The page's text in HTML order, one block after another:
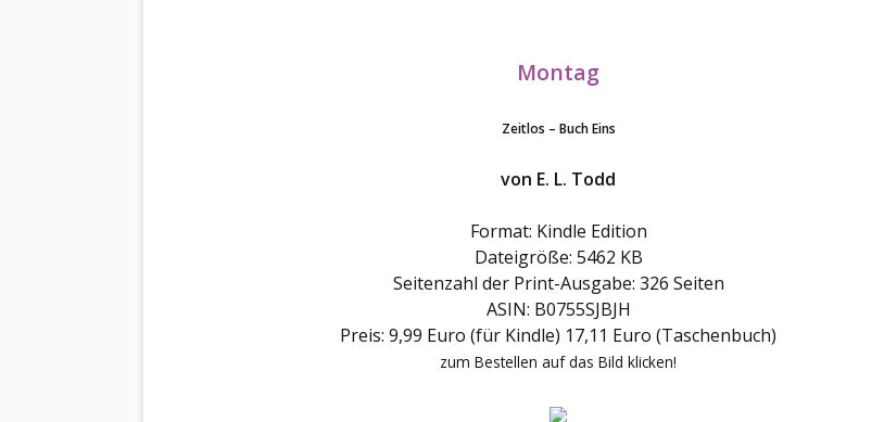
Montag
Zeitlos – Buch Eins
von E. L. Todd
Format: Kindle Edition
Dateigröße: 5462 KB
Seitenzahl der Print-Ausgabe: 326 Seiten
ASIN: B0755SJBJH
Preis: 9,99 Euro (für Kindle) 17,11 Euro (Taschenbuch)
zum Bestellen auf das Bild klicken!